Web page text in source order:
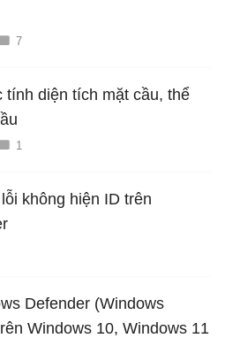
7
tính diện tích mặt cầu, thể
1
không hiện ID trên
Defender (Windows
Windows 10, Windows 11